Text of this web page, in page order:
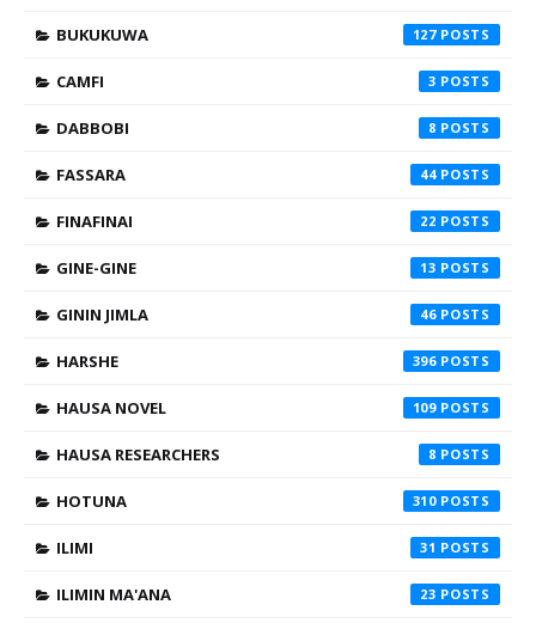
BUKUKUWA 127
CAMFI 3
DABBOBI 8
FASSARA 44
FINAFINAI 22
GINE-GINE 13
GININ JIMLA 46
HARSHE 396
HAUSA NOVEL 109
HAUSA RESEARCHERS 8
HOTUNA 310
ILIMI 31
ILIMIN MA'ANA 23